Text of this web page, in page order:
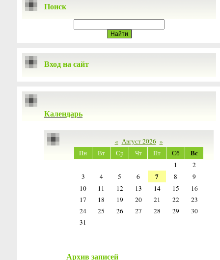
Поиск
Вход на сайт
Календарь
« Август 2026 »
Пн
Вт Ср Чт Пт Сб Вс
1
2
3
4 5 6 7 8
9
10
11 12 13 14 15
16
17
18 19 20 21 22
23
24
25 26 27 28 29
30
31
Архив записей